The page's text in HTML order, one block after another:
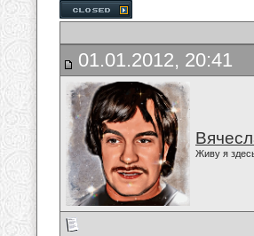
01.01.2012, 20:41
Живу я